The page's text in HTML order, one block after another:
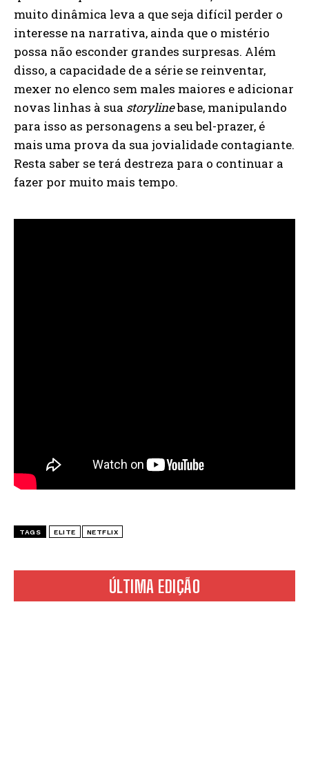
ÚLTIMA EDIÇÃO
muito dinâmica leva a que seja difícil perder o
interesse na narrativa, ainda que o mistério
possa não esconder grandes surpresas. Além
disso, a capacidade de a série se reinventar,
mexer no elenco sem males maiores e adicionar
novas linhas à sua storylinebase, manipulando
para isso as personagens a seu bel-prazer, é
mais uma prova da sua jovialidade contagiante.
Resta saber se terá destreza para o continuar a
fazer por muito mais tempo.
TAGS ELITE NETFLIX